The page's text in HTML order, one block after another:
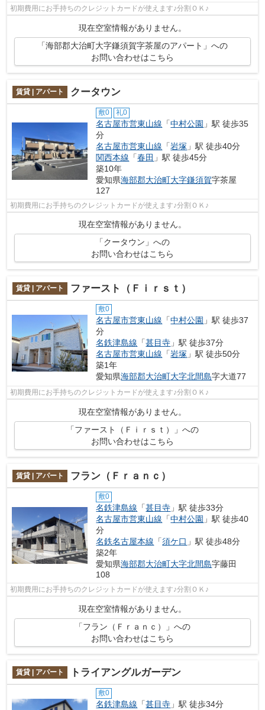
初期費用にお手持ちのクレジットカードが使えます♪分割ＯＫ♪
現在空室情報がありません。
「海部郡大治町大字鎌須賀字茶屋のアパート」への
お問い合わせはこちら
賃貸 | アパート クータウン
敷0 礼0
名古屋市営東山線 「中村公園 」駅 徒歩35
分
名古屋市営東山線 「岩塚 」駅 徒歩40分
関西本線 「春田 」駅 徒歩45分
築10年
愛知県海部郡大治町大字鎌須賀字茶屋
127
初期費用にお手持ちのクレジットカードが使えます♪分割ＯＫ♪
現在空室情報がありません。
「クータウン」への
お問い合わせはこちら
賃貸 | アパート ファースト（Ｆｉｒｓｔ）
敷0
名古屋市営東山線 「中村公園 」駅 徒歩37
分
名鉄津島線 「甚目寺 」駅 徒歩37分
名古屋市営東山線 「岩塚 」駅 徒歩50分
築1年
愛知県海部郡大治町大字北間島字大道77
初期費用にお手持ちのクレジットカードが使えます♪分割ＯＫ♪
現在空室情報がありません。
「ファースト（Ｆｉｒｓｔ）」への
お問い合わせはこちら
賃貸 | アパート フラン（Ｆｒａｎｃ）
敷0
名鉄津島線 「甚目寺 」駅 徒歩33分
名古屋市営東山線 「中村公園 」駅 徒歩40
分
名鉄名古屋本線 「須ケ口 」駅 徒歩48分
築2年
愛知県海部郡大治町大字北間島字藤田
108
初期費用にお手持ちのクレジットカードが使えます♪分割ＯＫ♪
現在空室情報がありません。
「フラン（Ｆｒａｎｃ）」への
お問い合わせはこちら
賃貸 | アパート トライアングルガーデン
敷0
名鉄津島線 「甚目寺 」駅 徒歩34分